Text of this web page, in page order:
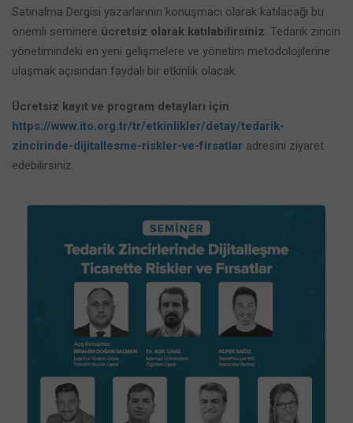
Satınalma Dergisi yazarlarının konuşmacı olarak katılacağı bu
önemli seminere ücretsiz olarak katılabilirsiniz. Tedarik zinciri
yönetimindeki en yeni gelişmelere ve yönetim metodolojilerine
ulaşmak açısından faydalı bir etkinlik olacak.
Ücretsiz kayıt ve program detayları için
https://www.ito.org.tr/tr/etkinlikler/detay/tedarik-
zincirinde-dijitallesme-riskler-ve-firsatlar adresini ziyaret
edebilirsiniz.